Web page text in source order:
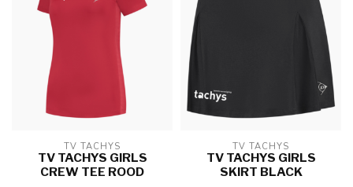
TV TACHYS
TV TACHYS GIRLS
CREW TEE ROOD
TV TACHYS
TV TACHYS GIRLS
SKIRT BLACK